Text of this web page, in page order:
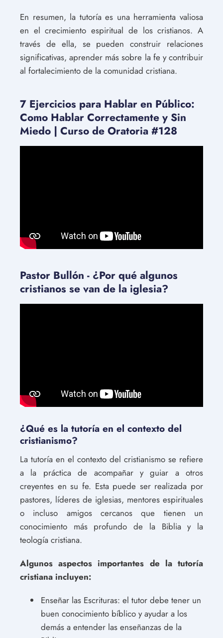
En resumen, la tutoría es una herramienta valiosa
en el crecimiento espiritual de los cristianos. A
través de ella, se pueden construir relaciones
significativas, aprender más sobre la fe y contribuir
al fortalecimiento de la comunidad cristiana.
7 Ejercicios para Hablar en Público:
Como Hablar Correctamente y Sin
Miedo | Curso de Oratoria #128
Pastor Bullón - ¿Por qué algunos
cristianos se van de la iglesia?
¿Qué es la tutoría en el contexto del
cristianismo?
La tutoría en el contexto del cristianismo se refiere
a la práctica de acompañar y guiar a otros
creyentes en su fe. Esta puede ser realizada por
pastores, líderes de iglesias, mentores espirituales
o incluso amigos cercanos que tienen un
conocimiento más profundo de la Biblia y la
teología cristiana.
Algunos aspectos importantes de la tutoría
cristiana incluyen:
Enseñar las Escrituras: el tutor debe tener un
buen conocimiento bíblico y ayudar a los
demás a entender las enseñanzas de la